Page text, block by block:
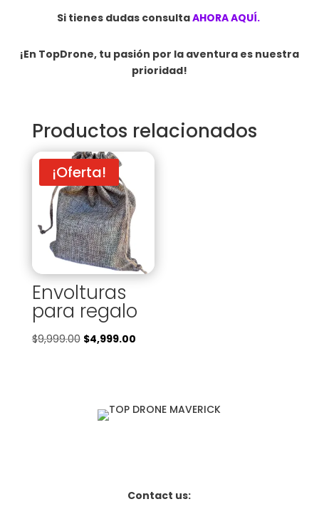
Si tienes dudas consultaAHORA AQUÍ.
¡En TopDrone, tu pasión por la aventura es nuestra
prioridad!
Productos relacionados
¡Oferta!
Envolturas
para regalo
$9,999.00 El
$9,999.00.
$4,999.00El
$4,999.00.
Contact us: